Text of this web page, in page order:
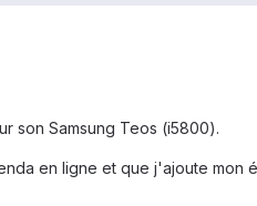
son Samsung Teos (i5800).
en ligne et que j'ajoute mon